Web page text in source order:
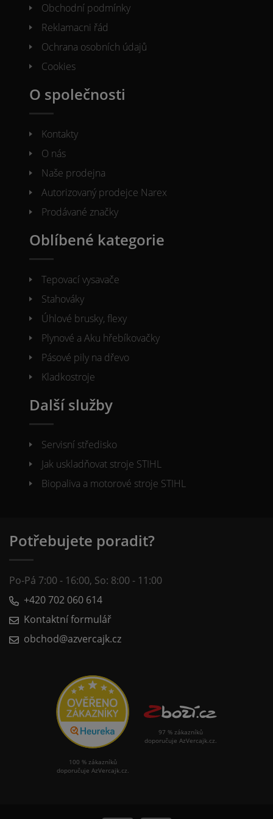
Obchodní podmínky
Reklamacni řád
Ochrana osobních údajů
Cookies
O společnosti
Kontakty
O nás
Naše prodejna
Autorizovaný prodejce Narex
Prodávané značky
Oblíbené kategorie
Tepovací vysavače
Stahováky
Úhlové brusky, flexy
Plynové a Aku hřebíkovačky
Pásové pily na dřevo
Kladkostroje
Další služby
Servisní středisko
Jak uskladňovat stroje STIHL
Biopaliva a motorové stroje STIHL
Potřebujete poradit?
Po-Pá 7:00 - 16:00, So: 8:00 - 11:00
+420 702 060 614
Kontaktní formulář
obchod@azvercajk.cz
100 % zákazníků
doporučuje AzVercajk.cz.
97 % zákazníků
doporučuje AzVercajk.cz.